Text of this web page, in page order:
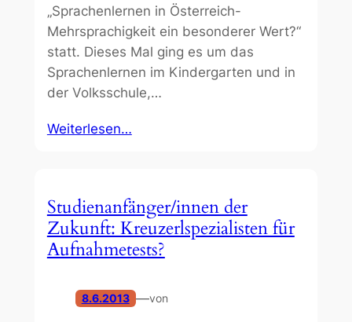
„Sprachenlernen in Österreich-
Mehrsprachigkeit ein besonderer Wert?“
statt. Dieses Mal ging es um das
Sprachenlernen im Kindergarten und in
der Volksschule,…
Weiterlesen…
Studienanfänger/innen der
Zukunft: Kreuzerlspezialisten für
Aufnahmetests?
8.6.2013 —von